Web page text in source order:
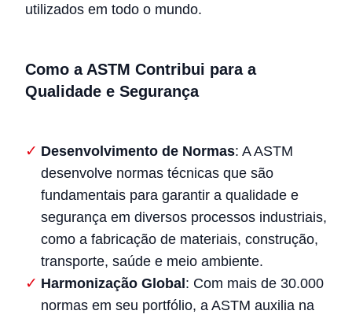
utilizados em todo o mundo.
Como a ASTM Contribui para a
Qualidade e Segurança
Desenvolvimento de Normas: A ASTM
desenvolve normas técnicas que são
fundamentais para garantir a qualidade e
segurança em diversos processos industriais,
como a fabricação de materiais, construção,
transporte, saúde e meio ambiente.
Harmonização Global: Com mais de 30.000
normas em seu portfólio, a ASTM auxilia na